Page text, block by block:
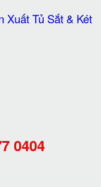
Xuất Tủ Sắt & Két
0404